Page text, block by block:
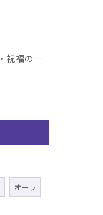
シリウスの光・祝福の波動チャージ遠隔お知らせ〜銀河新年〜
オーラ